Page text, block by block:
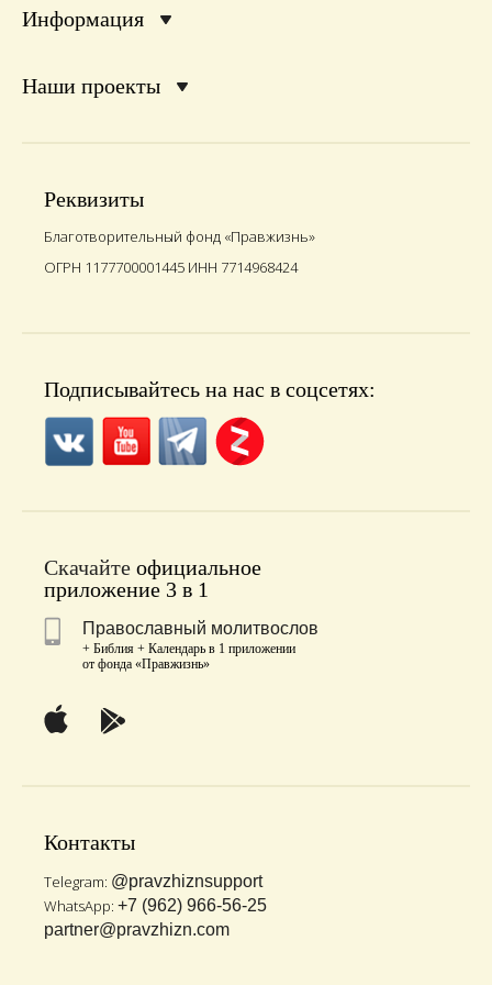
Информация
Наши проекты
Реквизиты
Благотворительный фонд «Правжизнь»
ОГРН 1177700001445 ИНН 7714968424
Подписывайтесь на нас в соцсетях:
Скачайте официальное
приложение 3 в 1
Православный молитвослов
+ Библия + Календарь в 1 приложении
от фонда «Правжизнь»
Контакты
Telegram: @pravzhiznsupport
WhatsApp: +7 (962) 966-56-25
partner@pravzhizn.com